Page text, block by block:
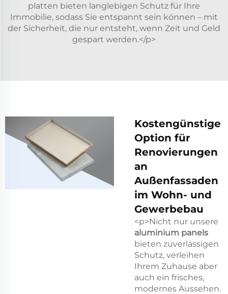
platten bieten langlebigen Schutz für Ihre
Immobilie, sodass Sie entspannt sein können – mit
der Sicherheit, die nur entsteht, wenn Zeit und Geld
gespart werden.</p>
Kostengünstige
Option für
Renovierungen
an
Außenfassaden
im Wohn- und
Gewerbebau
<p>Nicht nur unsere
aluminium panels
bieten zuverlässigen
Schutz, verleihen
Ihrem Zuhause aber
auch ein frisches,
modernes Aussehen.